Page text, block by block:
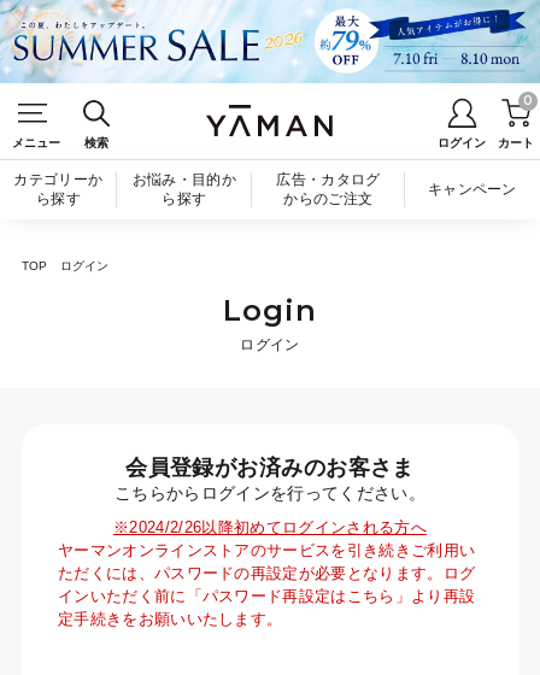
メニュー 検索 ログイン カート
0
カテゴリーか
ら探す
お悩み・目的か
ら探す
広告・カタログ
からのご注文
キャンペーン
TOP ログイン
Login
ログイン
会員登録がお済みのお客さま
こちらからログインを行ってください。
※2024/2/26以降初めてログインされる方へ
ヤーマンオンラインストアのサービスを引き続きご利用い
ただくには、パスワードの再設定が必要となります。ログ
インいただく前に「パスワード再設定はこちら」より再設
定手続きをお願いいたします。